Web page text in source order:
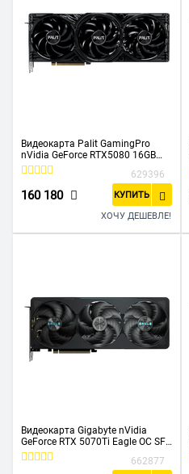
Видеокарта Palit GamingPro
nVidia GeForce RTX5080 16GB
(NE75080019T2-GB2031A) PCI-E
629396
160 180 КУПИТЬ
ХОЧУ ДЕШЕВЛЕ!
Видеокарта Gigabyte nVidia
GeForce RTX 5070Ti Eagle OC SFF
16Gb (GV-N507TEAGLE OC-16GD)
662877